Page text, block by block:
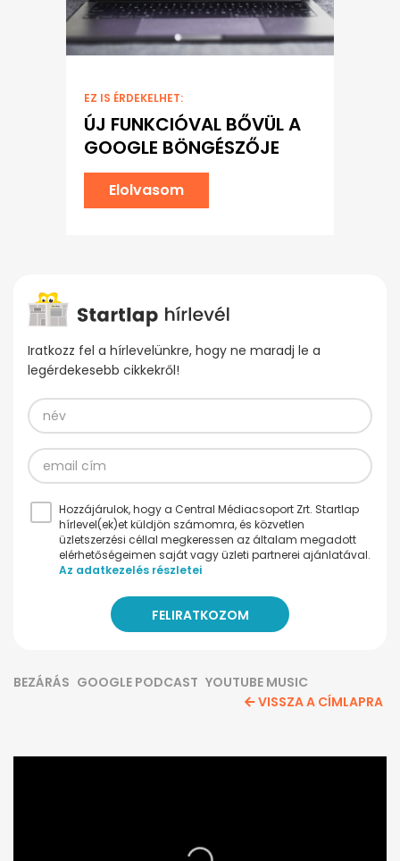
EZ IS ÉRDEKELHET:
ÚJ FUNKCIÓVAL BŐVÜL A
GOOGLE BÖNGÉSZŐJE
Elolvasom
Iratkozz fel a hírlevelünkre, hogy ne maradj le a
legérdekesebb cikkekről!
Hozzájárulok, hogy a Central Médiacsoport Zrt. Startlap
hírlevel(ek)et küldjön számomra, és közvetlen
üzletszerzési céllal megkeressen az általam megadott
elérhetőségeimen saját vagy üzleti partnerei ajánlatával.
Az adatkezelés részletei
BEZÁRÁS GOOGLE PODCAST YOUTUBE MUSIC
VISSZA A CÍMLAPRA